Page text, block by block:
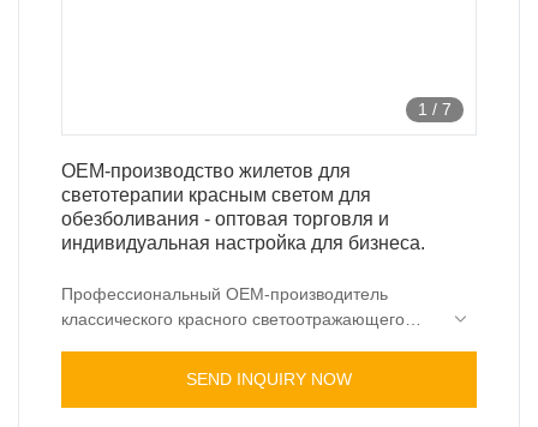
1 / 7
OEM-производство жилетов для
светотерапии красным светом для
обезболивания - оптовая торговля и
индивидуальная настройка для бизнеса.
Профессиональный OEM-производитель
классического красного светоотражающего
(660 нм/850 нм), регулируемым импульсом и
встроенным аккумулятором. Идеально
SEND INQUIRY NOW